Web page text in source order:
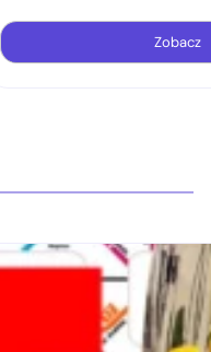
Zobacz